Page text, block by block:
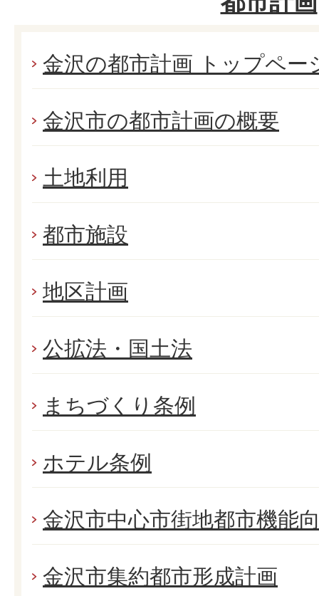
金沢の都市計画 トップペー
金沢市の都市計画の概要
土地利用
都市施設
地区計画
公拡法・国土法
まちづくり条例
ホテル条例
金沢市中心市街地都市機能
金沢市集約都市形成計画